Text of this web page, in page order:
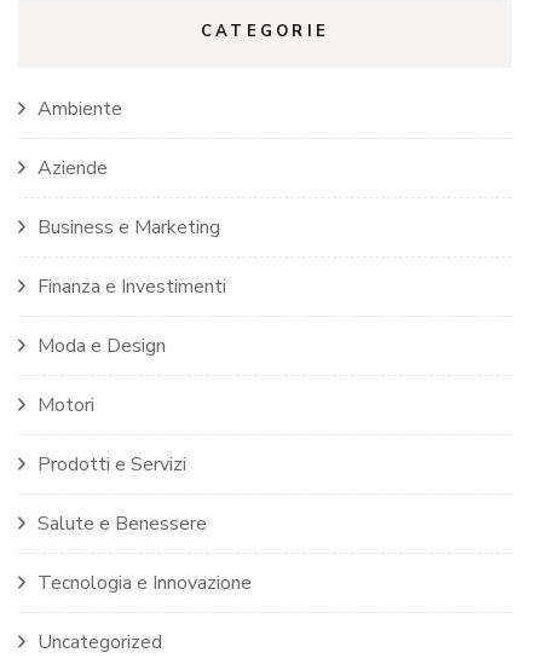
CATEGORIE
Ambiente
Aziende
Business e Marketing
Finanza e Investimenti
Moda e Design
Motori
Prodotti e Servizi
Salute e Benessere
Tecnologia e Innovazione
Uncategorized